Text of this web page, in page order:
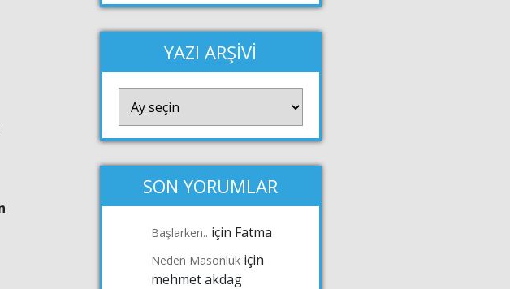
YAZI ARŞİVİ
ARŞİVİ
SON YORUMLAR
Başlarken.. için Fatma
Neden Masonlukiçin
mehmet akdag